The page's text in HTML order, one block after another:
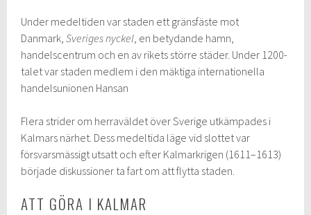
Under medeltiden var staden ett gränsfäste mot
Danmark,Sveriges nyckel, en betydande hamn,
handelscentrum och en av rikets större städer. Under 1200-
talet var staden medlem i den mäktiga internationella
handelsunionen Hansan
Flera strider om herraväldet över Sverige utkämpades i
Kalmars närhet. Dess medeltida läge vid slottet var
försvarsmässigt utsatt och efter Kalmarkrigen (1611–1613)
började diskussioner ta fart om att flytta staden.
ATT GÖRA I KALMAR